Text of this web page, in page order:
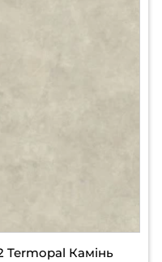
Termopal Камінь